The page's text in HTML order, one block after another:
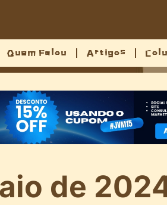
Quem Falou Artigos
de